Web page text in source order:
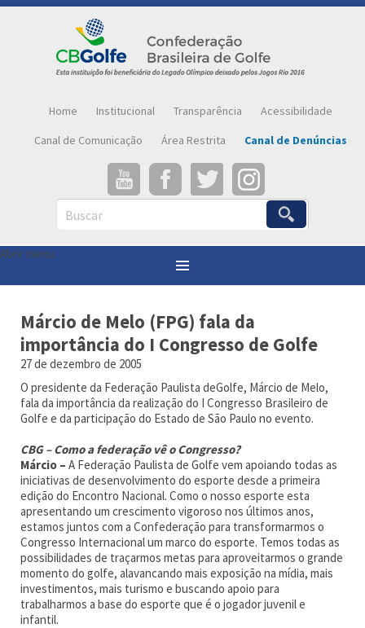
Home Institucional Transparência
Acessibilidade
Canal de Comunicação
Área Restrita Canal de Denúncias
Buscar
Abrir menu
Você está aqui: Notícias
Márcio de Melo (FPG) fala da importância do I Congresso de Golfe
Márcio de Melo (FPG) fala da
importância do I Congresso de Golfe
27 de dezembro de 2005
O presidente da Federação Paulista deGolfe, Márcio de Melo,
fala da importância da realização do I Congresso Brasileiro de
Golfe e da participação do Estado de São Paulo no evento.
CBG – Como a federação vê o Congresso?
Márcio – A Federação Paulista de Golfe vem apoiando todas as
iniciativas de desenvolvimento do esporte desde a primeira
edição do Encontro Nacional. Como o nosso esporte esta
apresentando um crescimento vigoroso nos últimos anos,
estamos juntos com a Confederação para transformarmos o
Congresso Internacional um marco do esporte. Temos todas as
possibilidades de traçarmos metas para aproveitarmos o grande
momento do golfe, alavancando mais exposição na mídia, mais
investimentos, mais turismo e buscando apoio para
trabalharmos a base do esporte que é o jogador juvenil e
infantil.